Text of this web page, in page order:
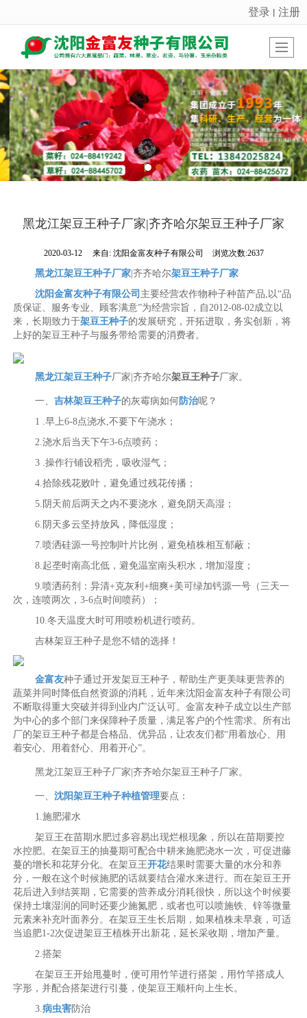
很遗憾，因您的浏览器版本过低导致无法获得最佳浏览体验，推荐下载安装谷歌浏览器！
登录 丨 注册
黑龙江架豆王种子厂家|齐齐哈尔架豆王种子厂家
2020-03-12 来自: 沈阳金富友种子有限公司 浏览次数:2637
黑龙江架豆王种子厂家 |齐齐哈尔架豆王种子厂家
沈阳金富友种子有限公司 主要经营农作物种子种苗产品,以“品
质保证、服务专业、顾客满意”为经营宗旨，自2012-08-02成立以
来，长期致力于架豆王种子的发展研究，开拓进取，务实创新，将
上好的架豆王种子与服务带给需要的消费者。
黑龙江架豆王种子厂家|齐齐哈尔架豆王种子厂家。
一、吉林架豆王种子的灰霉病如何防治呢？
1 .早上6-8点浇水,不要下午浇水；
2.浇水后当天下午3-6点喷药；
3 .操作行铺设稻壳，吸收湿气；
4.拾除残花败叶，避免通过残花传播；
5.阴天前后两天之内不要浇水，避免阴天高湿；
6.阴天多云坚持放风，降低湿度；
7.喷洒硅源一号控制叶片比例，避免植株相互郁蔽；
8.起垄时南高北低，避免温室南头积水，增加湿度；
9.喷洒药剂：异清+克灰利+细爽+美可绿加钙源一号（三天一
次，连喷两次，3-6点时间喷药）；
10.冬天温度大时可用喷粉机进行喷药。
吉林架豆王种子是您不错的选择！
金富友种子通过开发架豆王种子，帮助生产更美味更营养的
蔬菜并同时降低自然资源的消耗，近年来沈阳金富友种子有限公司
不断取得重大突破并得到业内广泛认可。金富友种子成立以生产部
为中心的多个部门来保障种子质量，满足客户的个性需求。所有出
厂的架豆王种子都是合格品、优异品，让农友们都“用着放心、用
着安心、用着舒心、用着开心”。
黑龙江架豆王种子厂家|齐齐哈尔架豆王种子厂家。
一、沈阳架豆王种子种植管理要点：
1.施肥灌水
架豆王在苗期水肥过多容易出现烂根现象，所以在苗期要控
水控肥。在架豆王的抽蔓期可配合中耕来施肥浇水一次，可促进藤
蔓的增长和花芽分化。在架豆王开花结果时需要大量的水分和养
分，一般在这个时候施肥的话就要结合灌水来进行。而在架豆王开
花后进入到结荚期，它需要的营养成分消耗很快，所以这个时候要
保持土壤湿润的同时还要少施氮肥，或者也可以喷施铁、锌等微量
元素来补充叶面养分。在架豆王生长后期，如果植株未早衰，可适
当追肥1-2次促进架豆王植株开出新花，延长采收期，增加产量。
2.搭架
在架豆王开始甩蔓时，便可用竹竿进行搭架，用竹竿搭成人
字形，并配合搭架进行引蔓，使架豆王顺杆向上生长。
3.病虫害防治